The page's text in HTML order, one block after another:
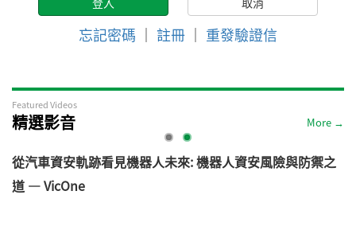
忘記密碼 ｜ 註冊 ｜ 重發驗證信
Featured Videos
精選影音 More →
從汽車資安軌跡看見機器人未來: 機器人資安風險與防禦之
道 — VicOne